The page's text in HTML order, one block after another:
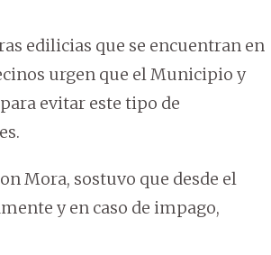
edilicias que se encuentran en
urgen que el Municipio y
evitar este tipo de
Mora, sostuvo que desde el
y en caso de impago,